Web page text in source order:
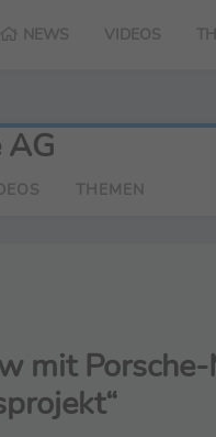
NEWS VIDEOS
AG
THEMEN
mit